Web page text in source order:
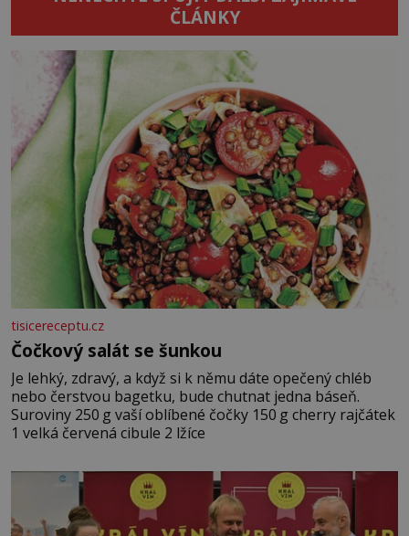
ČLÁNKY
tisicereceptu.cz
Čočkový salát se šunkou
Je lehký, zdravý, a když si k němu dáte opečený chléb
nebo čerstvou bagetku, bude chutnat jedna báseň.
Suroviny 250 g vaší oblíbené čočky 150 g cherry rajčátek
1 velká červená cibule 2 lžíce